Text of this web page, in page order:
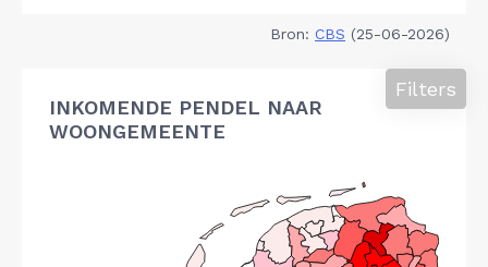
Bron: CBS (25-06-2026)
INKOMENDE PENDEL NAAR
WOONGEMEENTE
Filters